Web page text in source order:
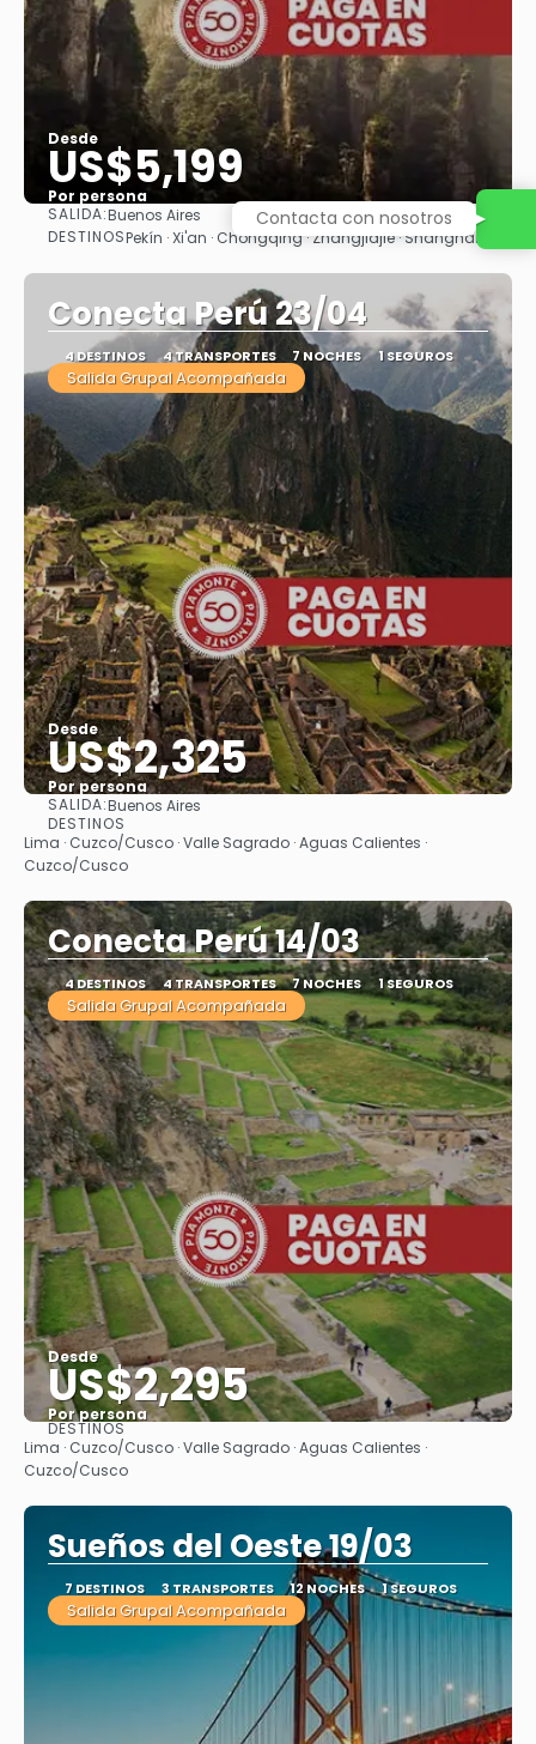
Desde
US$5,199
Por persona
Ver
SALIDA:Buenos Aires
DESTINOSPekín · Xi'an · Chongqing · Zhangjiajie · Shanghái
Conecta Perú 23/04
4 DESTINOS 4 TRANSPORTES 7 NOCHES 1 SEGUROS
Salida Grupal Acompañada
Desde
US$2,325
Por persona
SALIDA:Buenos Aires
DESTINOS
Lima · Cuzco/Cusco · Valle Sagrado · Aguas Calientes ·
Cuzco/Cusco
Conecta Perú 14/03
4 DESTINOS 4 TRANSPORTES 7 NOCHES 1 SEGUROS
Salida Grupal Acompañada
Desde
US$2,295
Por persona
Ver
DESTINOS
Lima · Cuzco/Cusco · Valle Sagrado · Aguas Calientes ·
Cuzco/Cusco
Sueños del Oeste 19/03
7 DESTINOS 3 TRANSPORTES 12 NOCHES 1 SEGUROS
Salida Grupal Acompañada
Contacta con nosotros